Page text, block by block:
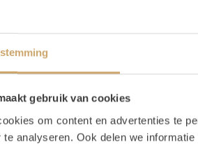
gebruik van cookies
om content en advertenties te
te analyseren. Ook delen we
Producteigenschappen